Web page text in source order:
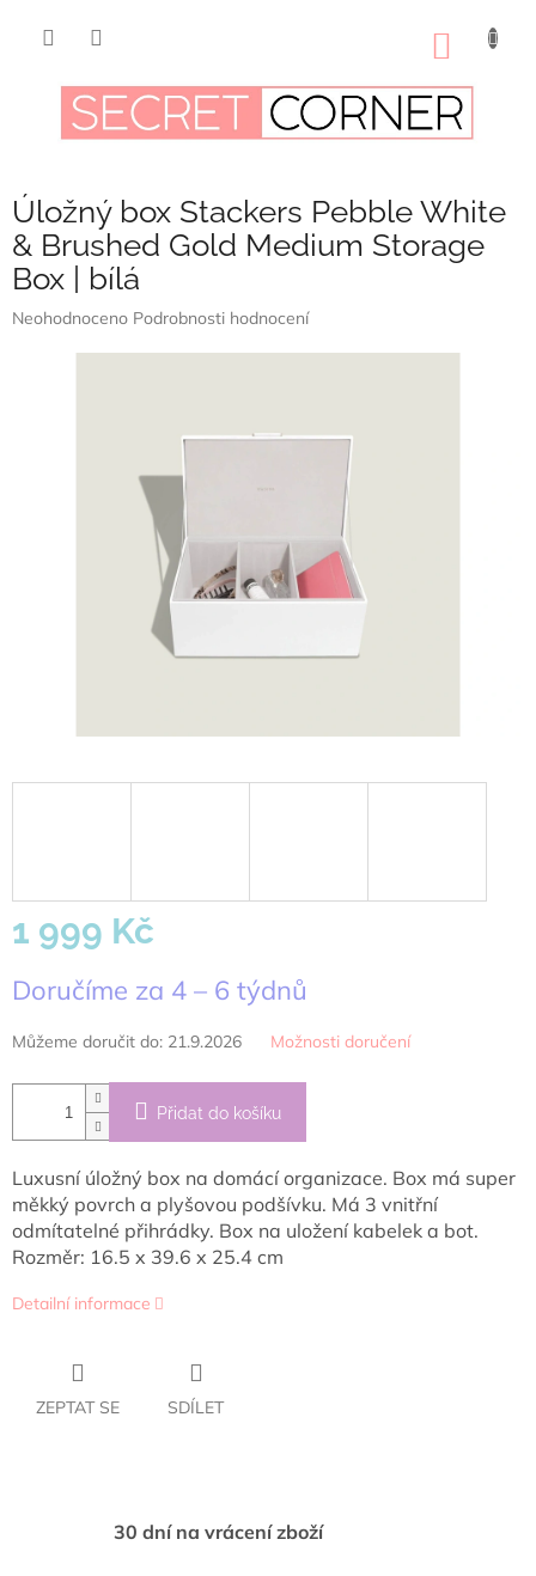
Úložný box Stackers Pebble White
& Brushed Gold Medium Storage
Box | bílá
Průměrné
Neohodnoceno Podrobnosti hodnocení
1 999 Kč
cena:
Doručíme za 4 – 6 týdnů
Můžeme doručit do: 21.9.2026 Možnosti doručení
Přidat do košíku
Luxusní úložný box na domácí organizace. Box má super
měkký povrch a plyšovou podšívku. Má 3 vnitřní
odmítatelné přihrádky. Box na uložení kabelek a bot.
Rozměr: 16.5 x 39.6 x 25.4 cm
Detailní informace
ZEPTAT SE SDÍLET
30 dní na vrácení zboží